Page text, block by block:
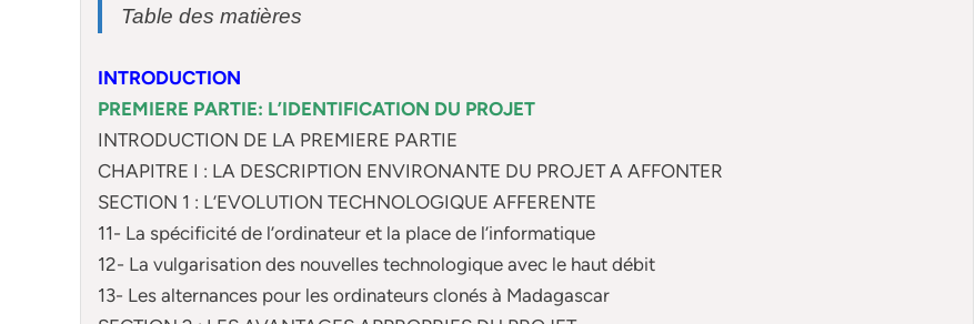
Table des matières
INTRODUCTION
PREMIERE PARTIE: L’IDENTIFICATION DU PROJET
INTRODUCTION DE LA PREMIERE PARTIE
CHAPITRE I : LA DESCRIPTION ENVIRONANTE DU PROJET A AFFONTER
SECTION 1 : L’EVOLUTION TECHNOLOGIQUE AFFERENTE
11- La spécificité de l’ordinateur et la place de l’informatique
12- La vulgarisation des nouvelles technologique avec le haut débit
13- Les alternances pour les ordinateurs clonés à Madagascar